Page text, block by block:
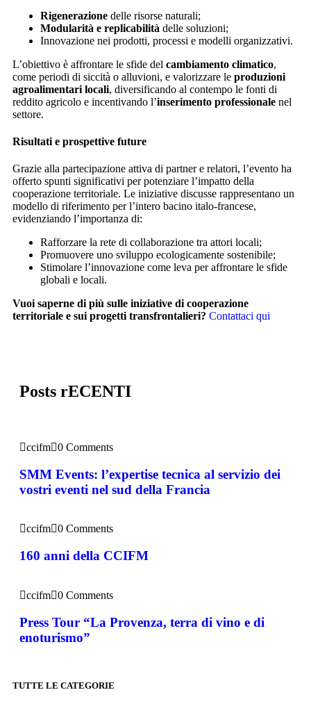
Rigenerazione delle risorse naturali;
Modularità e replicabilità delle soluzioni;
Innovazione nei prodotti, processi e modelli organizzativi.
L’obiettivo è affrontare le sfide del cambiamento climatico,
come periodi di siccità o alluvioni, e valorizzare le produzioni
agroalimentari locali, diversificando al contempo le fonti di
reddito agricolo e incentivando l’inserimento professionale nel
settore.
Risultati e prospettive future
Grazie alla partecipazione attiva di partner e relatori, l’evento ha
offerto spunti significativi per potenziare l’impatto della
cooperazione territoriale. Le iniziative discusse rappresentano un
modello di riferimento per l’intero bacino italo-francese,
evidenziando l’importanza di:
Rafforzare la rete di collaborazione tra attori locali;
Promuovere uno sviluppo ecologicamente sostenibile;
Stimolare l’innovazione come leva per affrontare le sfide
globali e locali.
Vuoi saperne di più sulle iniziative di cooperazione
territoriale e sui progetti transfrontalieri? Contattaci qui
Posts rECENTI
ccifm 0 Comments
SMM Events: l’expertise tecnica al servizio dei
vostri eventi nel sud della Francia
ccifm 0 Comments
160 anni della CCIFM
ccifm 0 Comments
Press Tour “La Provenza, terra di vino e di
enoturismo”
TUTTE LE CATEGORIE